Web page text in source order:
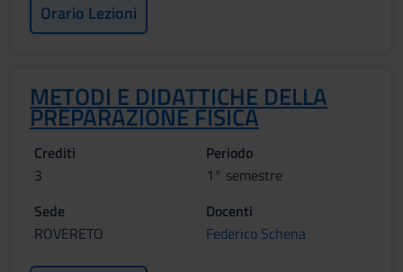
Orario Lezioni
METODI E DIDATTICHE DELLA
PREPARAZIONE FISICA
Crediti
3
Periodo
1° semestre
Sede
ROVERETO
Docenti
Federico Schena